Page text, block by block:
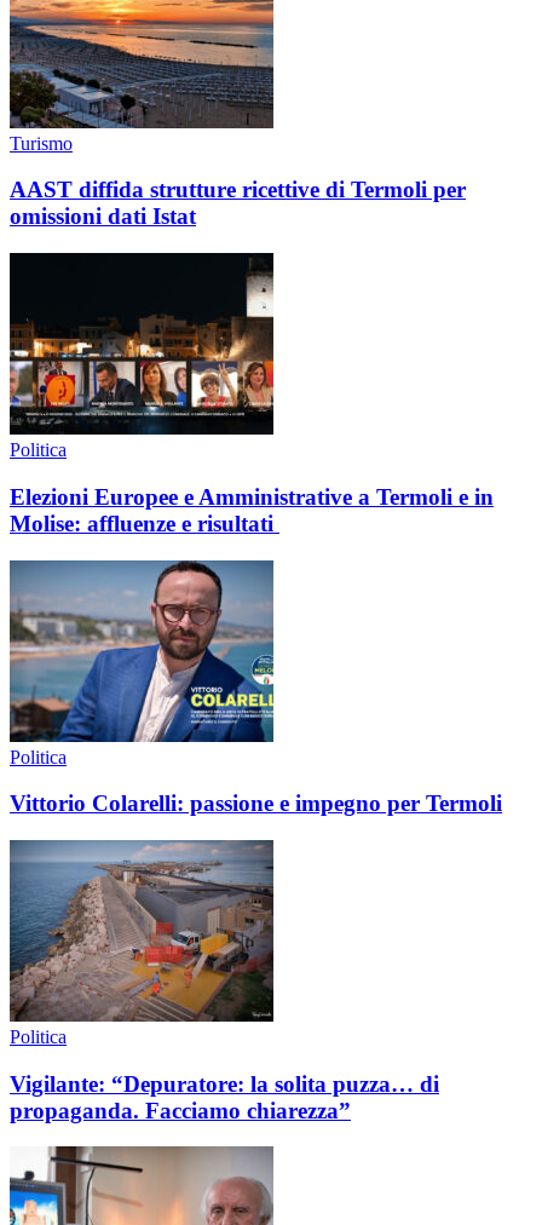
Turismo
AAST diffida strutture ricettive di Termoli per
omissioni dati Istat
Politica
Elezioni Europee e Amministrative a Termoli e in
Molise: affluenze e risultati
Politica
Vittorio Colarelli: passione e impegno per Termoli
Politica
Vigilante: “Depuratore: la solita puzza… di
propaganda. Facciamo chiarezza”